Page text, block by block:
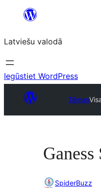
Pāriet
saturu
Latviešu valodā
Iegūstiet WordPress
Tēmas
Ganess
SpiderBuzz